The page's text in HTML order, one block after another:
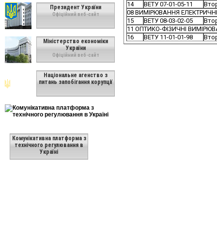
Президент України
Офіційний веб-сайт
Міністерство економіки
України
Офіційний веб-сайт
Національне агенство з
питань запобігання корупції
Комунікативна платформа з
технічного регулювання в
Україні
14
ВЕТУ 07-01-05-11
08 ВИМІРЮВАННЯ
15
ВЕТУ 08-03-02-05
11 ОПТИКО-ФІЗИЧНІ
16
ВЕТУ 11-01-01-98